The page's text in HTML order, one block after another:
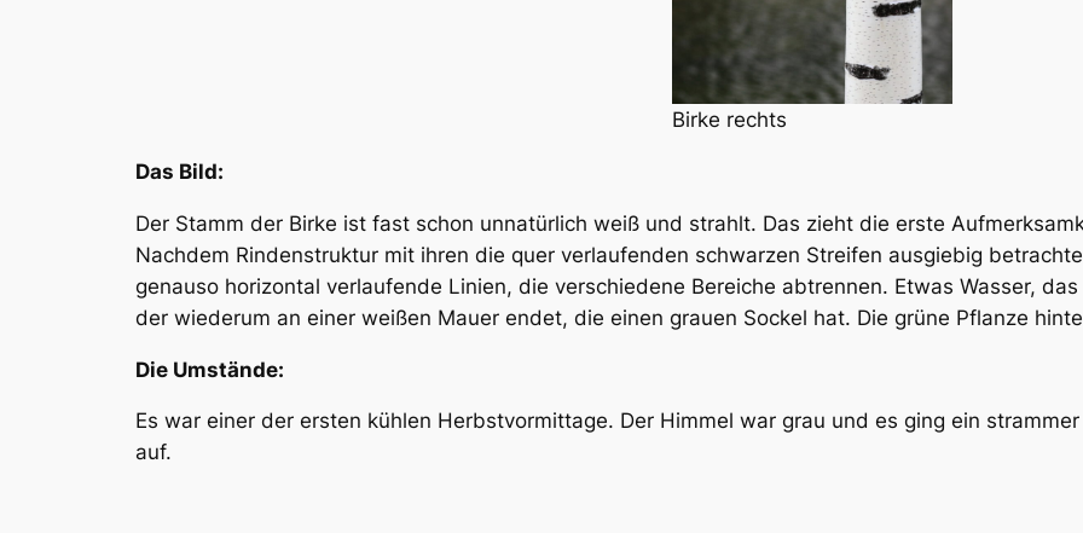
Birke rechts
Das Bild:
Der Stamm der Birke ist fast schon unnatürlich weiß und strahlt. Das zieht die erste
Nachdem Rindenstruktur mit ihren die quer verlaufenden schwarzen Streifen ausgiebig
genauso horizontal verlaufende Linien, die verschiedene Bereiche abtrennen. Etwas Wasser,
der wiederum an einer weißen Mauer endet, die einen grauen Sockel hat. Die grüne Pflanze
Die Umstände:
Es war einer der ersten kühlen Herbstvormittage. Der Himmel war grau und es ging ein
auf.